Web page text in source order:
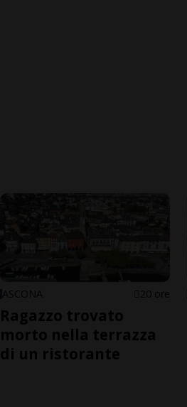
ASCONA 20 ore
Ragazzo trovato
morto nella terrazza
di un ristorante